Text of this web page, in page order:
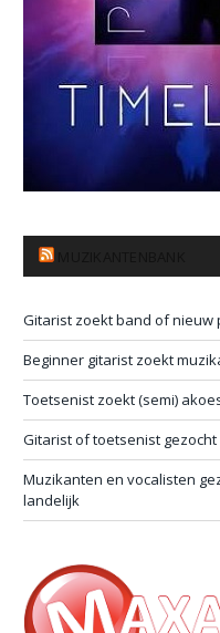
Gitarist zoekt band of nieuw
Beginner gitarist zoekt
Toetsenist zoekt (semi)
Gitarist of toetsenist gezocht
Muzikanten en vocalisten
landelijk